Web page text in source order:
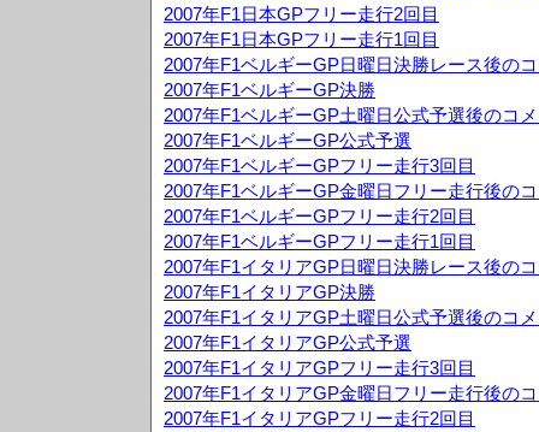
2007年F1日本GPフリー走行2回目
2007年F1日本GPフリー走行1回目
2007年F1ベルギーGP日曜日決勝レース後の
2007年F1ベルギーGP決勝
2007年F1ベルギーGP土曜日公式予選後のコ
2007年F1ベルギーGP公式予選
2007年F1ベルギーGPフリー走行3回目
2007年F1ベルギーGP金曜日フリー走行後の
2007年F1ベルギーGPフリー走行2回目
2007年F1ベルギーGPフリー走行1回目
2007年F1イタリアGP日曜日決勝レース後の
2007年F1イタリアGP決勝
2007年F1イタリアGP土曜日公式予選後のコ
2007年F1イタリアGP公式予選
2007年F1イタリアGPフリー走行3回目
2007年F1イタリアGP金曜日フリー走行後の
2007年F1イタリアGPフリー走行2回目